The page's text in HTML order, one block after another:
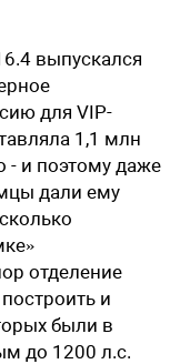
выпускался
для VIP-
1,1 млн
- и поэтому даже
дали ему
отделение
и
были в
до 1200 л.с.